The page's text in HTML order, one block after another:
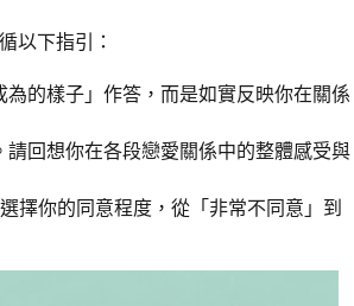
以下指引：
的樣子」作答，而是如實反映你在關係
回想你在各段戀愛關係中的整體感受與
擇你的同意程度，從「非常不同意」到